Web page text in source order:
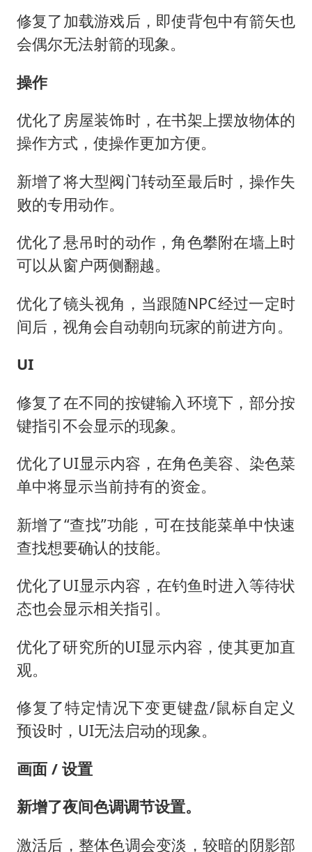
修复了加载游戏后，即使背包中有箭矢也
会偶尔无法射箭的现象。
操作
优化了房屋装饰时，在书架上摆放物体的
操作方式，使操作更加方便。
新增了将大型阀门转动至最后时，操作失
败的专用动作。
优化了悬吊时的动作，角色攀附在墙上时
可以从窗户两侧翻越。
优化了镜头视角，当跟随NPC经过一定时
间后，视角会自动朝向玩家的前进方向。
UI
修复了在不同的按键输入环境下，部分按
键指引不会显示的现象。
优化了UI显示内容，在角色美容、染色菜
单中将显示当前持有的资金。
新增了“查找”功能，可在技能菜单中快速
查找想要确认的技能。
优化了UI显示内容，在钓鱼时进入等待状
态也会显示相关指引。
优化了研究所的UI显示内容，使其更加直
观。
修复了特定情况下变更键盘/鼠标自定义
预设时，UI无法启动的现象。
画面 / 设置
新增了夜间色调调节设置。
激活后，整体色调会变淡，较暗的阴影部